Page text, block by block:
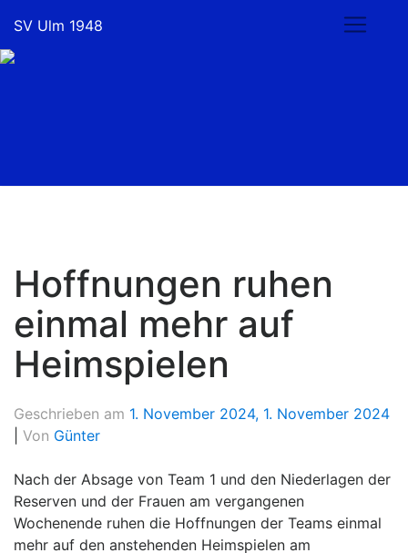
content
SV Ulm 1948
Hoffnungen ruhen
einmal mehr auf
Heimspielen
Geschrieben am 1. November 2024, 1. November 2024
Von Günter
Nach der Absage von Team 1 und den Niederlagen der
Reserven und der Frauen am vergangenen
Wochenende ruhen die Hoffnungen der Teams einmal
mehr auf den anstehenden Heimspielen am